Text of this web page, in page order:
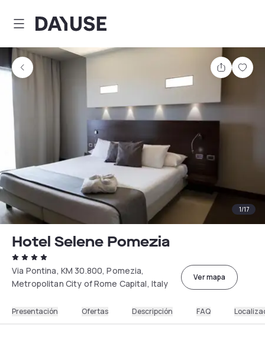
Dayuse
1/17
Hotel Selene Pomezia
Via Pontina, KM 30.800, Pomezia,
Metropolitan City of Rome Capital, Italy
Ver mapa
Presentación Ofertas Descripción FAQ